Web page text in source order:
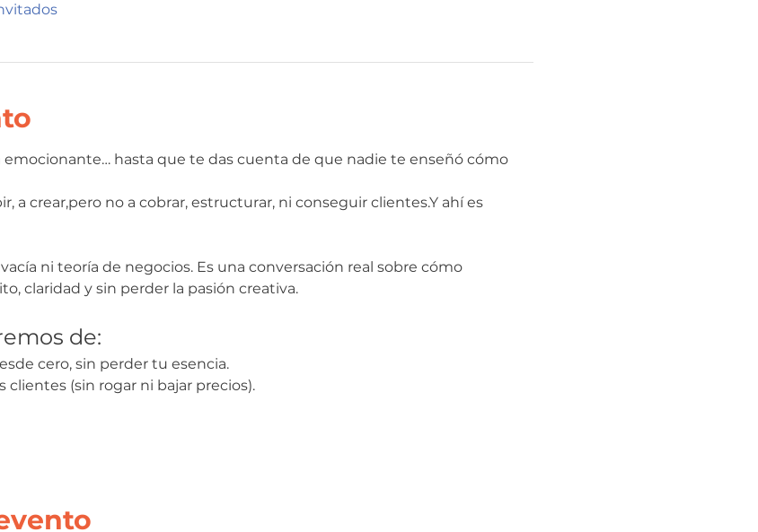
hasta que te das cuenta de que nadie te enseñó cómo
a crear,pero no a cobrar, estructurar, ni conseguir clientes.Y ahí es
ni teoría de negocios. Es una conversación real sobre cómo
claridad y sin perder la pasión creativa.
de:
cero, sin perder tu esencia.
(sin rogar ni bajar precios).